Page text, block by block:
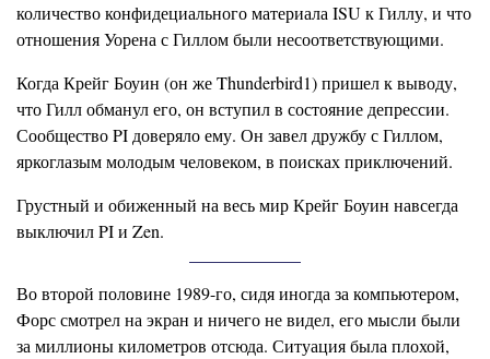
количество конфидециального материала ISU к Гиллу, и что
отношения Уорена с Гиллом были несоответствующими.
Когда Крейг Боуин (он же Thunderbird1) пришел к выводу,
что Гилл обманул его, он вступил в состояние депрессии.
Сообщество PI доверяло ему. Он завел дружбу с Гиллом,
яркоглазым молодым человеком, в поисках приключений.
Грустный и обиженный на весь мир Крейг Боуин навсегда
выключил PI и Zen.
Во второй половине 1989-го, сидя иногда за компьютером,
Форс смотрел на экран и ничего не видел, его мысли были
за миллионы километров отсюда. Ситуация была плохой,